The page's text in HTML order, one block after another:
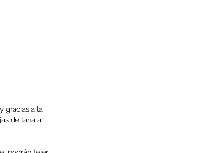
gracias a la
de lana a